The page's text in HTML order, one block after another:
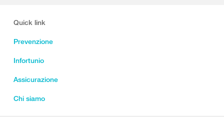
Quick link
Prevenzione
Infortunio
Assicurazione
Chi siamo